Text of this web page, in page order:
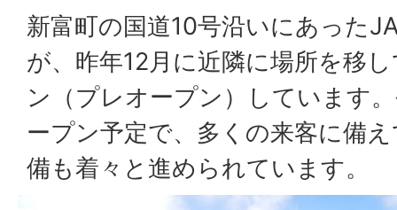
新富町の国道10号沿いにあった
が、昨年12月に近隣に場所を移
ン（プレオープン）しています
ープン予定で、多くの来客に備
備も着々と進められています。